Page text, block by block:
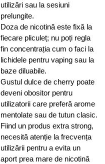
utilizări sau la sesiuni
prelungite.
Doza de nicotină este fixă la
fiecare pliculeț; nu poți regla
fin concentrația cum o faci la
lichidele pentru vaping sau la
baze diluabile.
Gustul dulce de cherry poate
deveni obositor pentru
utilizatorii care preferă arome
mentolate sau de tutun clasic.
Fiind un produs extra strong,
necesită atenție la frecvența
utilizării pentru a evita un
aport prea mare de nicotină